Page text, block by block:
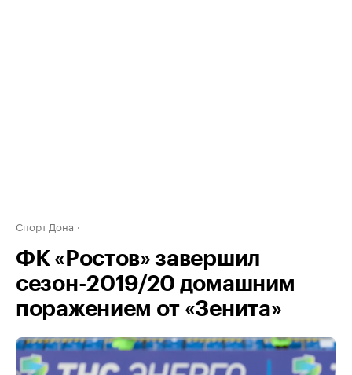
Спорт Дона
ФК «Ростов» завершил
сезон-2019/20 домашним
поражением от «Зенита»